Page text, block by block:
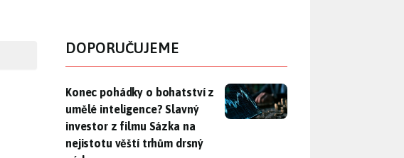
DOPORUČUJEME
Konec pohádky o bohatství z umělé inteligence? Slavný investor
Konec pohádky o bohatství z
umělé inteligence? Slavný
investor z filmu Sázka na
nejistotu věští trhům drsný